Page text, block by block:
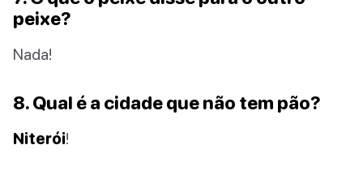
peixe?
Nada!
8. Qual é a cidade que não tem pão?
Niterói!